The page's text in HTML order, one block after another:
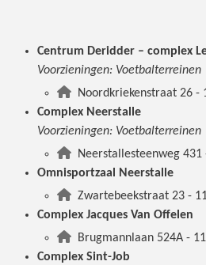
Centrum Deridder – complex
Voorzieningen: Voetbalterreinen
Noordkriekenstraat 26 -
Complex Neerstalle
Voorzieningen: Voetbalterreinen
Neerstallesteenweg 431
Omnisportzaal Neerstalle
Zwartebeekstraat 23 -
Complex Jacques Van Offelen
Brugmannlaan 524A -
Complex Sint-Job